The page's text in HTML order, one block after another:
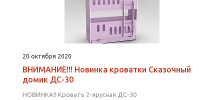
20 октября 2020
ВНИМАНИЕ!!! Новинка кроватки Сказочный
домик ДС-30
НОВИНКА!! Кровать 2-ярусная ДС-30